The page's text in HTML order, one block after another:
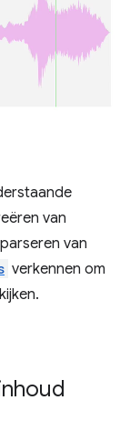
van
van
verkennen om